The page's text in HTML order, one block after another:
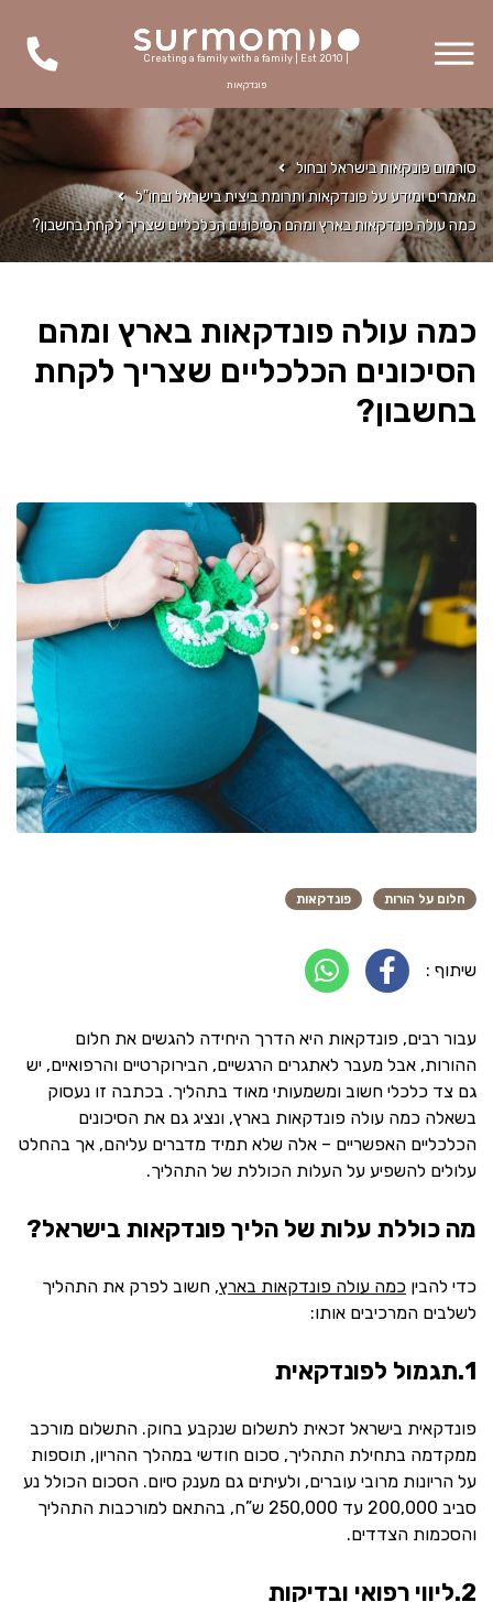
Creating a family with a family | Est 2010 |
פונדקאות
סורמום פונקאות בישראל ובחול
מאמרים ומידע על פונדקאות ותרומת ביצית בישראל ובחו"ל
כמה עולה פונדקאות בארץ ומהם הסיכונים הכלכליים שצריך לקחת בחשבון?
כמה עולה פונדקאות בארץ ומהם
הסיכונים הכלכליים שצריך לקחת
בחשבון?
חלום על הורות פונדקאות
שיתוף :
עבור רבים, פונדקאות היא הדרך היחידה להגשים את חלום
ההורות, אבל מעבר לאתגרים הרגשיים, הבירוקרטיים והרפואיים, יש
גם צד כלכלי חשוב ומשמעותי מאוד בתהליך. בכתבה זו נעסוק
בשאלה כמה עולה פונדקאות בארץ, ונציג גם את הסיכונים
הכלכליים האפשריים – אלה שלא תמיד מדברים עליהם, אך בהחלט
עלולים להשפיע על העלות הכוללת של התהליך.
מה כוללת עלות של הליך פונדקאות בישראל?
כדי להבין כמה עולה פונדקאות בארץ, חשוב לפרק את התהליך
לשלבים המרכיבים אותו:
1.תגמול לפונדקאית
פונדקאית בישראל זכאית לתשלום שנקבע בחוק. התשלום מורכב
ממקדמה בתחילת התהליך, סכום חודשי במהלך ההריון, תוספות
על הריונות מרובי עוברים, ולעיתים גם מענק סיום. הסכום הכולל נע
סביב 200,000 עד 250,000 ש”ח, בהתאם למורכבות התהליך
והסכמות הצדדים.
2.ליווי רפואי ובדיקות